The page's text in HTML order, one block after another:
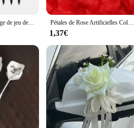
Kit d'invite de montage de jeu de fléchettes, crochet mural, accessoires de jeu de fléchettes, face, vis Pétales de Rose Artificielles Colorées pour Décoration de Mariage, Poubelle Romantique pour Ouvrier, 100/500/1000 Pièces
1,37€